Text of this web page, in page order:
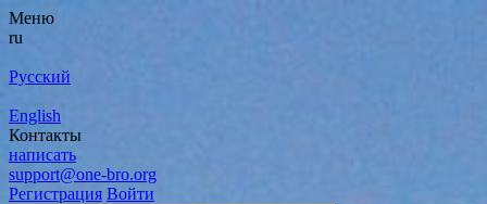
Меню
ru
Русский
English
Контакты
написать
support@one-bro.org
Регистрация Войти